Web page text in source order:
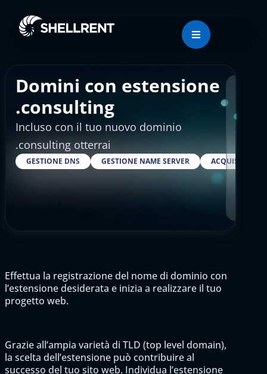
Domini con estensione
.consulting
Incluso con il tuo nuovo dominio
.consulting otterrai
GESTIONE DNS GESTIONE NAME SERVER ACQUISTARE
Effettua la registrazione del nome di dominio con
l’estensione desiderata e inizia a realizzare il tuo
progetto web.
Grazie all’ampia varietà di TLD (top level domain),
la scelta dell’estensione può contribuire al
successo del tuo sito web. Individua l’estensione